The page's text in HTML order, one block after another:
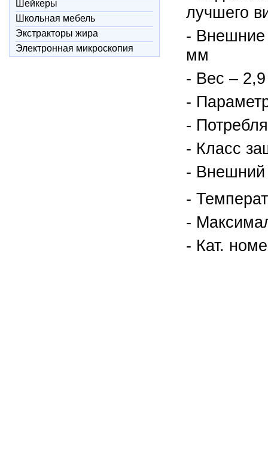
Шейкеры
Школьная мебель
Экстракторы жира
Электронная микроскопия
лучшего
- Внешние
мм
- Вес – 2,9
-
-
- Класс
- Внешний
-
-
- Кат.